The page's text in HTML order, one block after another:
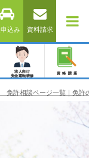
込み 資料請求
法人向け
安全運転研修
資格講座
免許相談ページ一覧｜免許